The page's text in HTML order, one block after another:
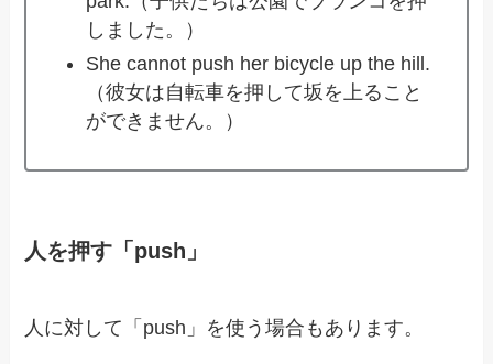
しました。）
She cannot push her bicycle up the hill.
（彼女は自転車を押して坂を上ること
ができません。）
人を押す「push」
人に対して「push」を使う場合もあります。